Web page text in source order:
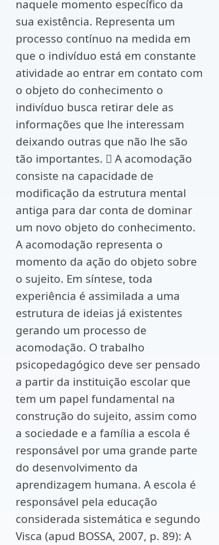
naquele momento específico da
sua existência. Representa um
processo contínuo na medida em
que o indivíduo está em constante
atividade ao entrar em contato com
o objeto do conhecimento o
indivíduo busca retirar dele as
informações que lhe interessam
deixando outras que não lhe são
tão importantes.  A acomodação
consiste na capacidade de
modificação da estrutura mental
antiga para dar conta de dominar
um novo objeto do conhecimento.
A acomodação representa o
momento da ação do objeto sobre
o sujeito. Em síntese, toda
experiência é assimilada a uma
estrutura de ideias já existentes
gerando um processo de
acomodação. O trabalho
psicopedagógico deve ser pensado
a partir da instituição escolar que
tem um papel fundamental na
construção do sujeito, assim como
a sociedade e a família a escola é
responsável por uma grande parte
do desenvolvimento da
aprendizagem humana. A escola é
responsável pela educação
considerada sistemática e segundo
Visca (apud BOSSA, 2007, p. 89): A